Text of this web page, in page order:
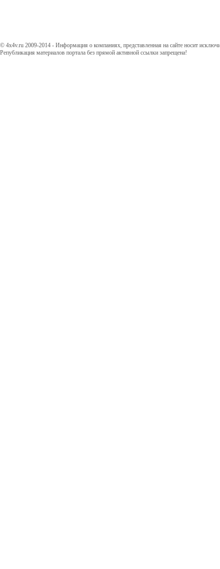
© 4x4v.ru 2009-2014 - Информация о компаниях, представленная на сайте носит
Републикация материалов портала без прямой активной ссылки запрещена!